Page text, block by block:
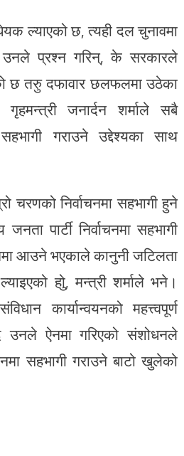
ल्याएको छ, त्यही दल चुनावमा
प्रश्न गरिन्, के सरकारले
छ तरुु दफावार छलफलमा उठेका
जनार्दन शर्माले सबै
गराउने उद्देश्यका साथ
चरणको निर्वाचनमा सहभागी हुने
पार्टी निर्वाचनमा सहभागी
आउने भएकाले कानुनी जटिलता
होु, मन्त्री शर्माले भने।
कार्यान्वयनको महत्त्वपूर्ण
उनले ऐनमा गरिएको संशोधनले
सहभागी गराउने बाटो खुलेको